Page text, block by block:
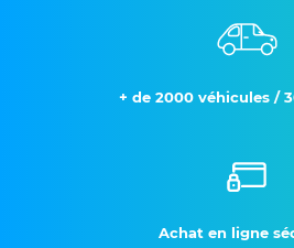
+ de 2000 véhicules /
Achat en ligne